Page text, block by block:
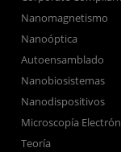
Nanomagnetismo
Nanoóptica
Autoensamblado
Nanobiosistemas
Nanodispositivos
Microscopía
Teoría